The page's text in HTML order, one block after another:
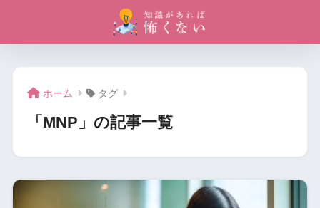
ホーム タグ
「MNP」の記事一覧